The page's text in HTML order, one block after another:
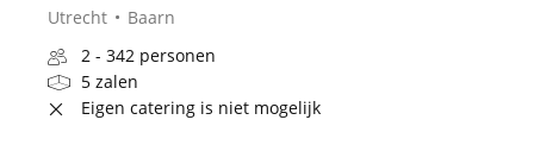
Utrecht
Baarn
2 - 342 personen
5 zalen
Eigen catering is niet mogelijk